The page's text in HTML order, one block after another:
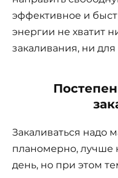
эффективное и
энергии не хватит
закаливания, ни
Закаливаться надо
планомерно, лучше
день, но при этом